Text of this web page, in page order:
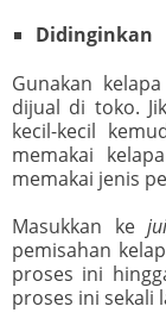
Didinginkan
Gunakan
dijual di toko.
kecil-kecil
memakai
memakai jenis
Masukkan ke
pemisahan
proses ini
proses ini sekali